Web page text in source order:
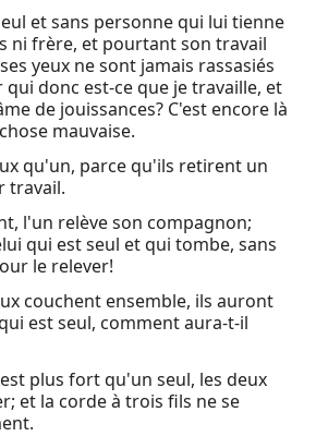
et sans personne qui lui tienne
ni frère, et pourtant son travail
yeux ne sont jamais rassasiés
qui donc est-ce que je travaille, et
de jouissances? C'est encore là
mauvaise.
qu'un, parce qu'ils retirent un
travail.
l'un relève son compagnon;
qui est seul et qui tombe, sans
le relever!
couchent ensemble, ils auront
est seul, comment aura-t-il
plus fort qu'un seul, les deux
et la corde à trois fils ne se